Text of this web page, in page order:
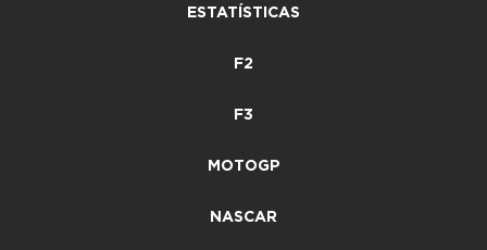
ESTATÍSTICAS
F2
F3
MOTOGP
NASCAR